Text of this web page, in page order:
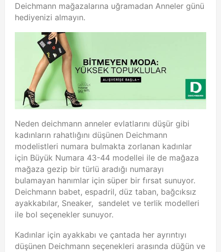
Deichmann mağazalarına uğramadan Anneler günü
hediyenizi almayın.
Neden deichmann anneler evlatlarını düşür gibi
kadınların rahatlığını düşünen Deichmann
modelistleri numara bulmakta zorlanan kadınlar
için Büyük Numara 43-44 modellei ile de mağaza
mağaza gezip bir türlü aradığı numarayı
bulamayan hanımlar için süper bir fırsat sunuyor.
Deichmann babet, espadril, düz taban, bağcıksız
ayakkabılar, Sneaker, sandelet ve terlik modelleri
ile bol seçenekler sunuyor.
Kadınlar için ayakkabı ve çantada her ayrıntıyı
düşünen Deichmann seçenekleri arasında düğün ve